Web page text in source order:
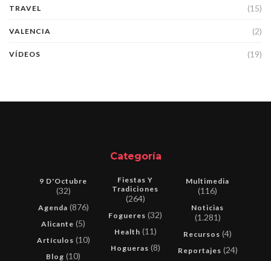
TRAVEL (15)
VALENCIA (2)
VÍDEOS (19)
Categoría
9 D'Octubre
(32)
Agenda (876)
Alicante (5)
Artículos (10)
Blog (10)
Fiestas Y
Tradiciones
(264)
Fogueres (32)
Health (11)
Hogueras (8)
Multimedia
(116)
Noticias
(1.281)
Recursos (4)
Reportajes (24)